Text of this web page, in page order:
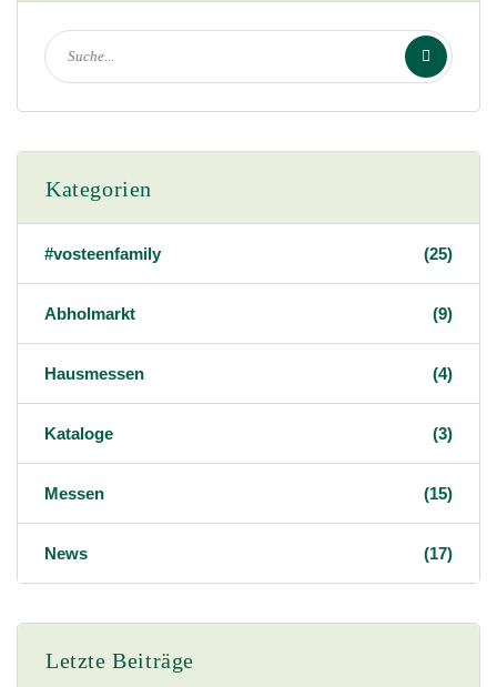
Kategorien
#vosteenfamily (25)
Abholmarkt (9)
Hausmessen (4)
Kataloge (3)
Messen (15)
News (17)
Letzte Beiträge